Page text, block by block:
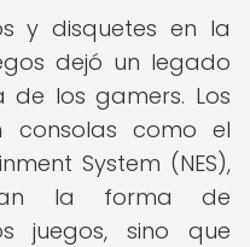
y disquetes en la
dejó un legado
los gamers. Los
consolas como el
System (NES),
la forma de
juegos, sino que